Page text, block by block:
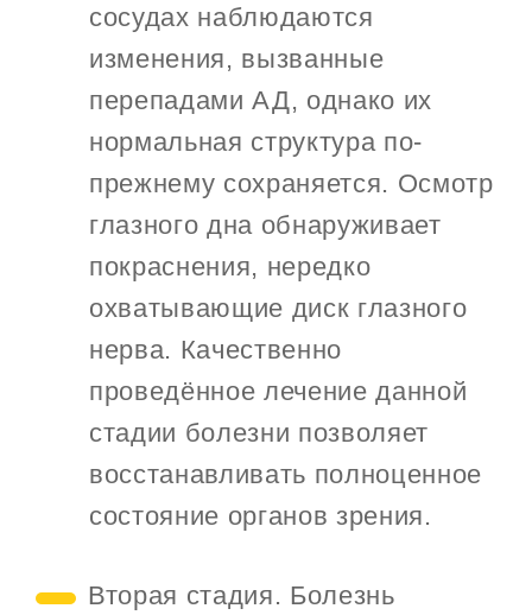
сосудах наблюдаются
изменения, вызванные
перепадами АД, однако их
нормальная структура по-
прежнему сохраняется. Осмотр
глазного дна обнаруживает
покраснения, нередко
охватывающие диск глазного
нерва. Качественно
проведённое лечение данной
стадии болезни позволяет
восстанавливать полноценное
состояние органов зрения.
Вторая стадия. Болезнь